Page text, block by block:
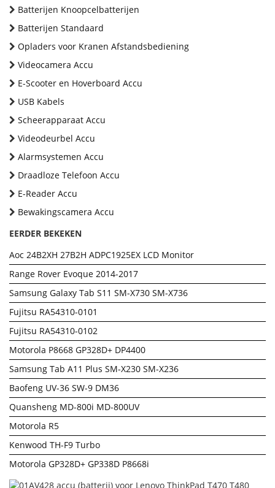
Batterijen Knoopcelbatterijen
Batterijen Standaard
Opladers voor Kranen Afstandsbediening
Videocamera Accu
E-Scooter en Hoverboard Accu
USB Kabels
Scheerapparaat Accu
Videodeurbel Accu
Alarmsystemen Accu
Draadloze Telefoon Accu
E-Reader Accu
Bewakingscamera Accu
EERDER BEKEKEN
Aoc 24B2XH 27B2H ADPC1925EX LCD Monitor
Range Rover Evoque 2014-2017
Samsung Galaxy Tab S11 SM-X730 SM-X736
Fujitsu RA54310-0101
Fujitsu RA54310-0102
Motorola P8668 GP328D+ DP4400
Samsung Tab A11 Plus SM-X230 SM-X236
Baofeng UV-36 SW-9 DM36
Quansheng MD-800i MD-800UV
Motorola R5
Kenwood TH-F9 Turbo
Motorola GP328D+ GP338D P8668i